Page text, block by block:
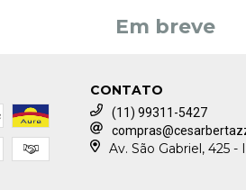
Em breve
CONTATO
(11) 99311-5427
Av. São Gabriel, 425 -